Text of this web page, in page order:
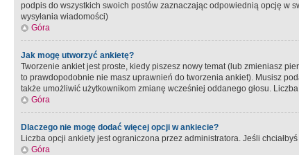
podpis do wszystkich swoich postów zaznaczając odpowiednią opcję w
wysyłania wiadomości)
Góra
Jak mogę utworzyć ankietę?
Tworzenie ankiet jest proste, kiedy piszesz nowy temat (lub zmieniasz
to prawdopodobnie nie masz uprawnień do tworzenia ankiet). Musisz
także umożliwić użytkownikom zmianę wcześniej oddanego głosu.
Góra
Dlaczego nie mogę dodać więcej opcji w ankiecie?
Liczba opcji ankiety jest ograniczona przez administratora. Jeśli
Góra